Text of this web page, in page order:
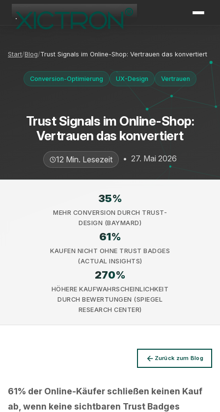
Start Blog Trust Signals im Online-Shop: Vertrauen das konvertiert
Conversion-Optimierung UX-Design Vertrauen
Trust Signals im Online-Shop:
Vertrauen das konvertiert
12 Min. Lesezeit • 27. Mai 2026
35%
MEHR CONVERSION DURCH TRUST-
DESIGN (BAYMARD)
61%
KAUFEN NICHT OHNE TRUST BADGES
(ACTUAL INSIGHTS)
270%
HÖHERE KAUFWAHRSCHEINLICHKEIT
DURCH BEWERTUNGEN (SPIEGEL
RESEARCH CENTER)
Zurück zum Blog
61% der Online-Käufer schließen keinen Kauf
ab, wenn keine sichtbaren Trust Badges
XICTRON
Datenschutz